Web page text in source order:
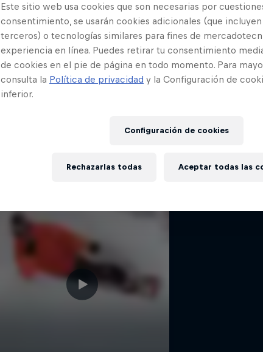
Más contenidos
Una película
Este sitio web usa cookies que son necesarias por
consentimiento, se usarán cookies adicionales (que incluyen
terceros) o tecnologías similares para fines de
experiencia en línea. Puedes retirar tu consentimiento
de cookies en el pie de página en todo momento. Para
consulta la Política de privacidad y la Configuración de
inferior.
Configuración de cookies
Rechazarlas todas Aceptar todas las